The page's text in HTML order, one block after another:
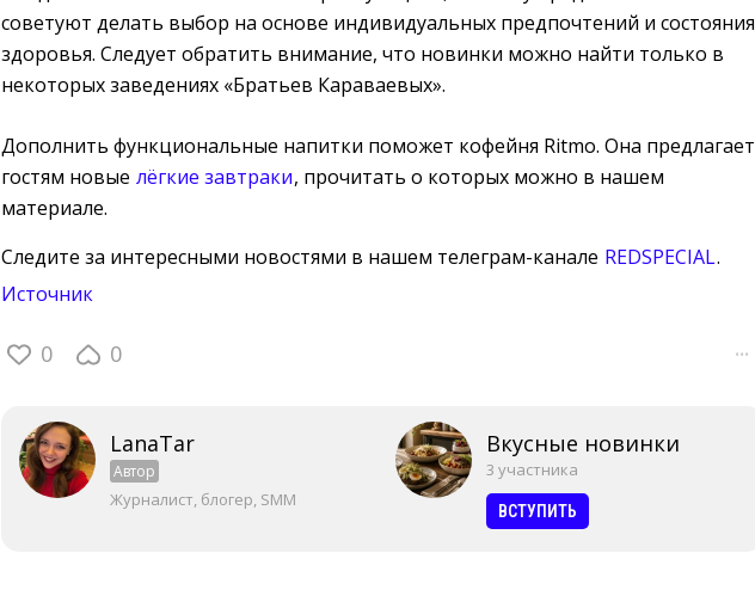
советуют делать выбор на основе индивидуальных предпочтений и состояния
здоровья. Следует обратить внимание, что новинки можно найти только в
некоторых заведениях «Братьев Караваевых».
Дополнить функциональные напитки поможет кофейня Ritmo. Она предлагает
гостям новые лёгкие завтраки, прочитать о которых можно в нашем
материале.
Следите за интересными новостями в нашем телеграм-канале REDSPECIAL.
Источник
0 0 ···
LanaTar
Автор
Журналист, блогер, SMM
Вкусные новинки
3 участника
ВСТУПИТЬ